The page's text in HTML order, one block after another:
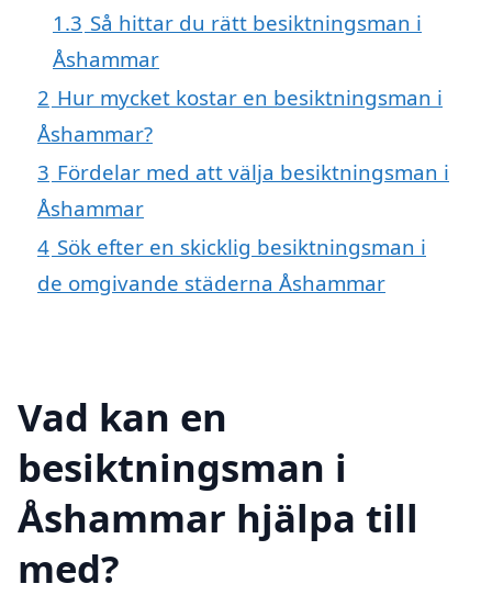
1.3 Så hittar du rätt besiktningsman i
Åshammar
2 Hur mycket kostar en besiktningsman i
Åshammar?
3 Fördelar med att välja besiktningsman i
Åshammar
4 Sök efter en skicklig besiktningsman i
de omgivande städerna Åshammar
Vad kan en
besiktningsman i
Åshammar hjälpa till
med?